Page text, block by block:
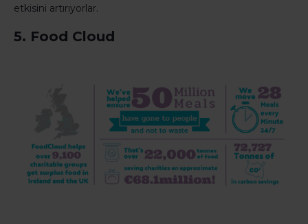
etkisini artırıyorlar.
5. Food Cloud